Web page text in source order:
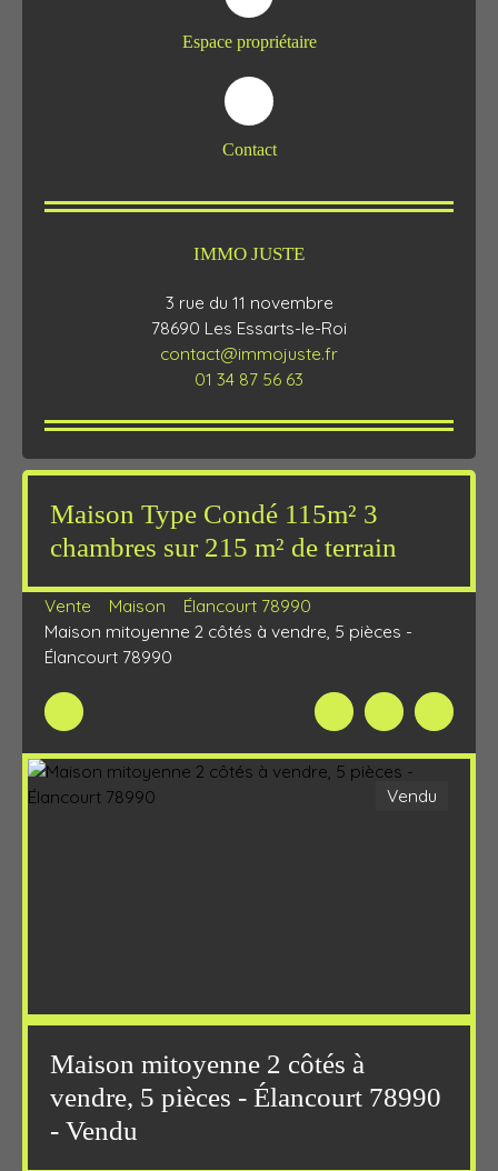
Espace propriétaire
Contact
IMMO JUSTE
3 rue du 11 novembre
78690 Les Essarts-le-Roi
contact@immojuste.fr
01 34 87 56 63
Maison Type Condé 115m² 3
chambres sur 215 m² de terrain
Vente Maison
Élancourt 78990
Maison mitoyenne 2 côtés à vendre, 5 pièces -
Élancourt 78990
Vendu
Maison mitoyenne 2 côtés à
vendre, 5 pièces - Élancourt 78990
- Vendu